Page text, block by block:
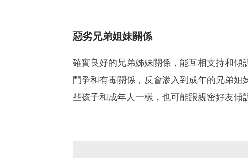
惡劣兄弟姐妹關係
確實良好的兄弟姊妹關係，能互相支持和
鬥爭和有毒關係，反會滲入到成年的兄弟
些孩子和成年人一樣，也可能跟親密好友傾